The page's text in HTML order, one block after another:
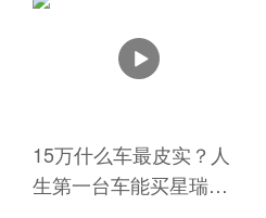
15万什么车最皮实？人
生第一台车能买星瑞吗